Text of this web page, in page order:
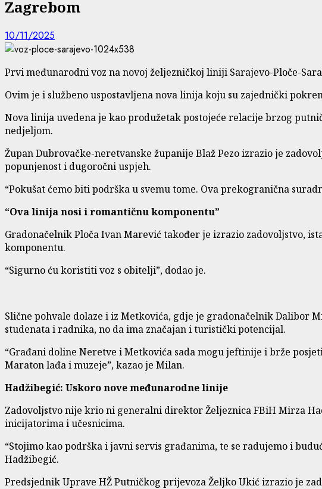
Zagrebom
10/11/2025
Prvi međunarodni voz na novoj željezničkoj liniji Sarajevo-Ploče-
Ovim je i službeno uspostavljena nova linija koju su zajednički
Nova linija uvedena je kao produžetak postojeće relacije brzog
nedjeljom.
Župan Dubrovačke-neretvanske županije Blaž Pezo izrazio je
popunjenost i dugoročni uspjeh.
“Pokušat ćemo biti podrška u svemu tome. Ova prekogranična
“Ova linija nosi i romantičnu komponentu”
Gradonačelnik Ploča Ivan Marević također je izrazio zadovoljstvo,
komponentu.
“Sigurno ću koristiti voz s obitelji”, dodao je.
Slične pohvale dolaze i iz Metkovića, gdje je gradonačelnik Dalibor
studenata i radnika, no da ima značajan i turistički potencijal.
“Građani doline Neretve i Metkovića sada mogu jeftinije i brže
Maraton lađa i muzeje”, kazao je Milan.
Hadžibegić: Uskoro nove međunarodne linije
Zadovoljstvo nije krio ni generalni direktor Željeznica FBiH Mirza
inicijatorima i učesnicima.
“Stojimo kao podrška i javni servis građanima, te se radujemo i
Hadžibegić.
Predsjednik Uprave HŽ Putničkog prijevoza Željko Ukić izrazio je